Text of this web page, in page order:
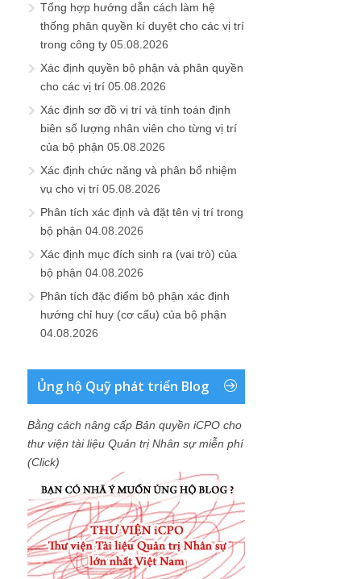
Tổng hợp hướng dẫn cách làm hệ
thống phân quyền kí duyệt cho các vị trí
trong công ty 05.08.2026
Xác định quyền bộ phận và phân quyền
cho các vị trí 05.08.2026
Xác định sơ đồ vị trí và tính toán định
biên số lượng nhân viên cho từng vị trí
của bộ phận 05.08.2026
Xác định chức năng và phân bổ nhiệm
vụ cho vị trí 05.08.2026
Phân tích xác định và đặt tên vị trí trong
bộ phận 04.08.2026
Xác định mục đích sinh ra (vai trò) của
bộ phận 04.08.2026
Phân tích đặc điểm bộ phận xác định
hướng chỉ huy (cơ cấu) của bộ phận
04.08.2026
Ủng hộ Quỹ phát triển Blog
Bằng cách nâng cấp Bản quyền iCPO cho
thư viện tài liệu Quản trị Nhân sự miễn phí
(Click)